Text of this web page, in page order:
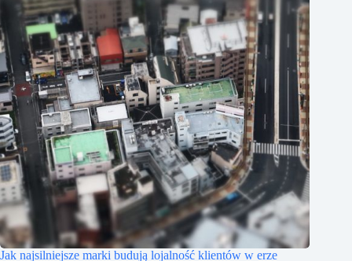
Jak najsilniejsze marki budują lojalność klientów w erze